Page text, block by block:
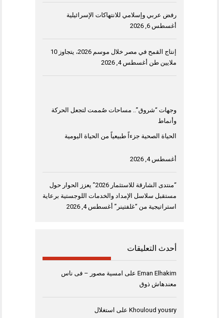
رفض عربي وإسلامي للانتهاكات الإسرائيلية
أغسطس 6, 2026
إنتاج القمح في مصر خلال موسم 2026، يتجاوز 10
ملايين طن أغسطس 4, 2026
وجهات “شروق”.. مساحات صُممت لتجعل الحركة
وأنماط
الحياة الصحية جزءاً طبيعياً من الحياة اليومية
أغسطس 4, 2026
“منتدى الشارقة للاستثمار 2026” يعزز الحوار حول
مستقبل سلاسل الإمداد والخدمات اللوجستية برعاية
استراتيجية من “غلفتينر” أغسطس 4, 2026
أحدث التعليقات
Eman Elhakim على امسية مصور – فى ناس
معندهاش ذوق
Khouloud yousry على استغلال